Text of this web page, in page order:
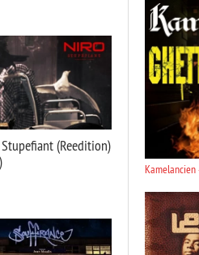
(Reedition)
Kamelancien